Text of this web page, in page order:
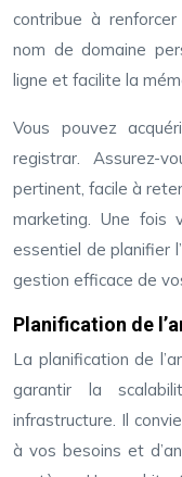
contribue à
nom de domaine
ligne et facilite la
Vous pouvez
registrar. Assurez-
pertinent, facile à
marketing. Une fois
essentiel de planifier
gestion efficace de
Planification de
La planification de
garantir la
infrastructure. Il
à vos besoins et